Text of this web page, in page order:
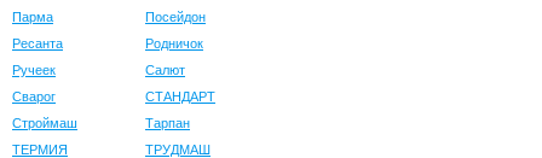
Парма
Посейдон
Ресанта
Родничок
Ручеек
Салют
Сварог
СТАНДАРТ
Строймаш
Тарпан
ТЕРМИЯ
ТРУДМАШ